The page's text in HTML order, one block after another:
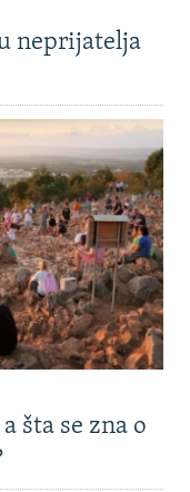
neprijatelja
šta se zna o